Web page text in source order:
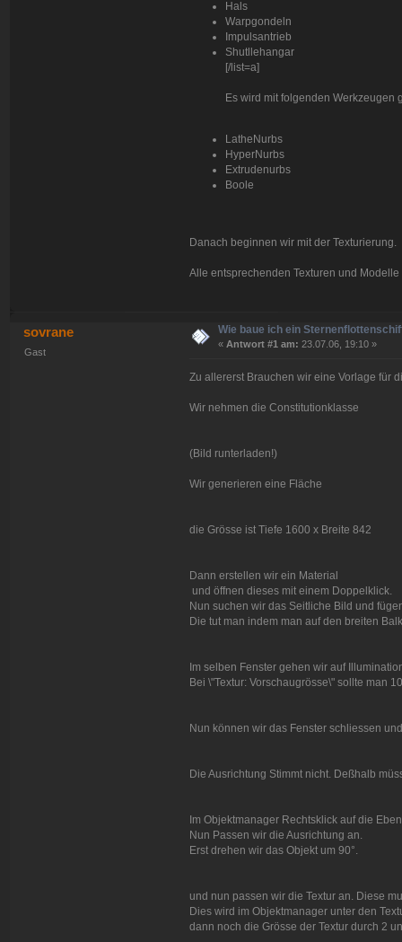
Hals
Warpgondeln
Impulsantrieb
Shutllehangar
[/list=a]
Es wird mit folgenden Werkzeugen
LatheNurbs
HyperNurbs
Extrudenurbs
Boole
Danach beginnen wir mit der Texturierung.
Alle entsprechenden Texturen und
sovrane
Gast
Wie baue ich ein
« Antwort #1 am: 23.07.06, 19:10 »
Zu allererst Brauchen wir eine Vorlage für
Wir nehmen die Constitutionklasse
(Bild runterladen!)
Wir generieren eine Fläche
die Grösse ist Tiefe 1600 x Breite 842
Dann erstellen wir ein Material
und öffnen dieses mit einem Doppelklick.
Nun suchen wir das Seitliche Bild und
Die tut man indem man auf den breiten
Im selben Fenster gehen wir auf
Bei \"Textur: Vorschaugrösse\" sollte man
Nun können wir das Fenster schliessen
Die Ausrichtung Stimmt nicht. Deßhalb
Im Objektmanager Rechtsklick auf die
Nun Passen wir die Ausrichtung an.
Erst drehen wir das Objekt um 90°.
und nun passen wir die Textur an. Diese
Dies wird im Objektmanager unter den
dann noch die Grösse der Textur durch 2